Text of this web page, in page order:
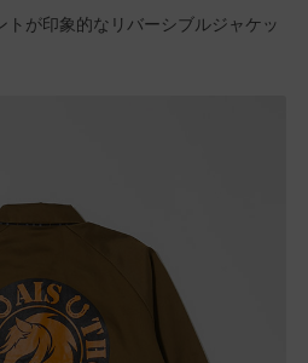
が印象的なリバーシブルジャケッ